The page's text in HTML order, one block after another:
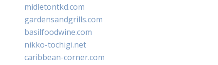
midletontkd.com
gardensandgrills.com
basilfoodwine.com
nikko-tochigi.net
caribbean-corner.com